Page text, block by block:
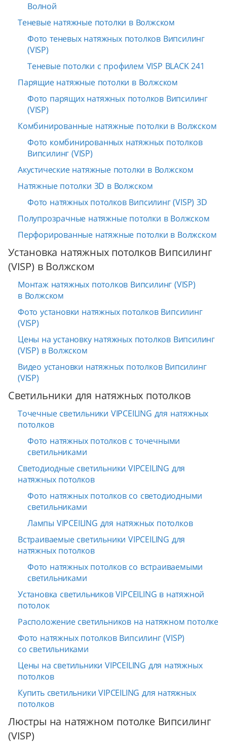
Волной
Теневые натяжные потолки в Волжском
Фото теневых натяжных потолков Випсилинг
(VISP)
Теневые потолки с профилем VISP BLACK 241
Парящие натяжные потолки в Волжском
Фото парящих натяжных потолков Випсилинг
(VISP)
Комбинированные натяжные потолки в Волжском
Фото комбинированных натяжных потолков
Випсилинг (VISP)
Акустические натяжные потолки в Волжском
Натяжные потолки 3D в Волжском
Фото натяжных потолков Випсилинг (VISP) 3D
Полупрозрачные натяжные потолки в Волжском
Перфорированные натяжные потолки в Волжском
Установка натяжных потолков Випсилинг
(VISP) в Волжском
Монтаж натяжных потолков Випсилинг (VISP)
в Волжском
Фото установки натяжных потолков Випсилинг
(VISP)
Цены на установку натяжных потолков Випсилинг
(VISP) в Волжском
Видео установки натяжных потолков Випсилинг
(VISP)
Светильники для натяжных потолков
Точечные светильники VIPCEILING для натяжных
потолков
Фото натяжных потолков с точечными
светильниками
Светодиодные светильники VIPCEILING для
натяжных потолков
Фото натяжных потолков со светодиодными
светильниками
Лампы VIPCEILING для натяжных потолков
Встраиваемые светильники VIPCEILING для
натяжных потолков
Фото натяжных потолков со встраиваемыми
светильниками
Установка светильников VIPCEILING в натяжной
потолок
Расположение светильников на натяжном потолке
Фото натяжных потолков Випсилинг (VISP)
со светильниками
Цены на светильники VIPCEILING для натяжных
потолков
Купить светильники VIPCEILING для натяжных
потолков
Люстры на натяжном потолке Випсилинг
(VISP)